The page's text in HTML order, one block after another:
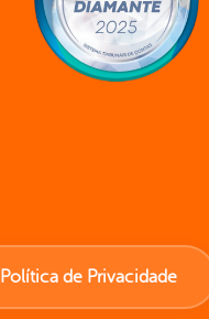
Política de Privacidade